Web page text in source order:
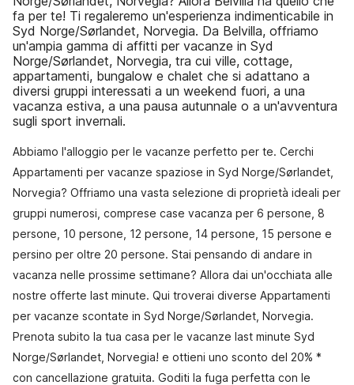
fa per te! Ti regaleremo un'esperienza indimenticabile in
Syd Norge/Sørlandet, Norvegia. Da Belvilla, offriamo
un'ampia gamma di affitti per vacanze in Syd
Norge/Sørlandet, Norvegia, tra cui ville, cottage,
appartamenti, bungalow e chalet che si adattano a
diversi gruppi interessati a un weekend fuori, a una
vacanza estiva, a una pausa autunnale o a un'avventura
sugli sport invernali.
Abbiamo l'alloggio per le vacanze perfetto per te. Cerchi
Appartamenti per vacanze spaziose in Syd Norge/Sørlandet,
Norvegia? Offriamo una vasta selezione di proprietà ideali per
gruppi numerosi, comprese case vacanza per 6 persone, 8
persone, 10 persone, 12 persone, 14 persone, 15 persone e
persino per oltre 20 persone. Stai pensando di andare in
vacanza nelle prossime settimane? Allora dai un'occhiata alle
nostre offerte last minute. Qui troverai diverse Appartamenti
per vacanze scontate in Syd Norge/Sørlandet, Norvegia.
Prenota subito la tua casa per le vacanze last minute Syd
Norge/Sørlandet, Norvegia! e ottieni uno sconto del 20% *
con cancellazione gratuita. Goditi la fuga perfetta con le